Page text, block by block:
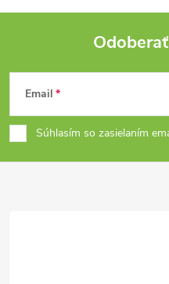
Z
á
p
Email
Súhlasím so zasielaním